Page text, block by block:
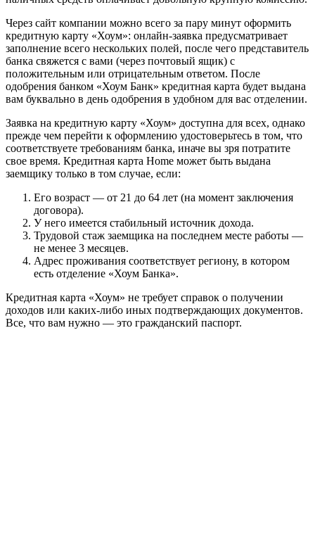
Через сайт компании можно всего за пару минут оформить
кредитную карту «Хоум»: онлайн-заявка предусматривает
заполнение всего нескольких полей, после чего представитель
банка свяжется с вами (через почтовый ящик) с
положительным или отрицательным ответом. После
одобрения банком «Хоум Банк» кредитная карта будет выдана
вам буквально в день одобрения в удобном для вас отделении.
Заявка на кредитную карту «Хоум» доступна для всех, однако
прежде чем перейти к оформлению удостоверьтесь в том, что
соответствуете требованиям банка, иначе вы зря потратите
свое время. Кредитная карта Home может быть выдана
заемщику только в том случае, если:
Его возраст — от 21 до 64 лет (на момент заключения
договора).
У него имеется стабильный источник дохода.
Трудовой стаж заемщика на последнем месте работы —
не менее 3 месяцев.
Адрес проживания соответствует региону, в котором
есть отделение «Хоум Банка».
Кредитная карта «Хоум» не требует справок о получении
доходов или каких-либо иных подтверждающих документов.
Все, что вам нужно — это гражданский паспорт.